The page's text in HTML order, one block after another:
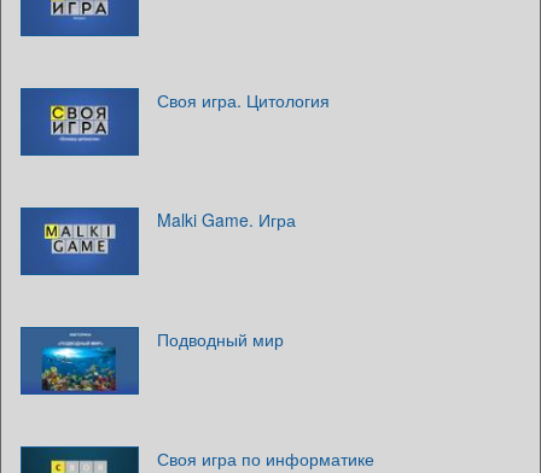
Своя игра. Цитология
Malki Game. Игра
Подводный мир
Своя игра по информатике